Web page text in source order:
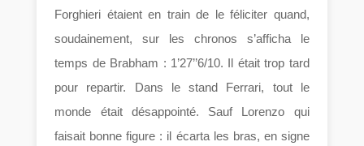
Forghieri étaient en train de le féliciter quand,
soudainement, sur les chronos s’afficha le
temps de Brabham : 1’27’’6/10. Il était trop tard
pour repartir. Dans le stand Ferrari, tout le
monde était désappointé. Sauf Lorenzo qui
faisait bonne figure : il écarta les bras, en signe